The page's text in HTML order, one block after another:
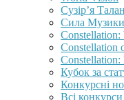
Сузір’я
Сила Музики
Constellation
Кубок за
Конкурсні
Всі конкурси